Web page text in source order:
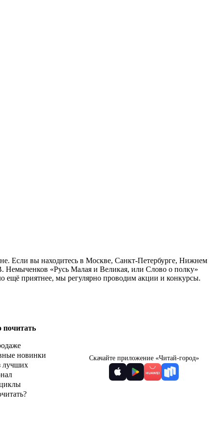
Если вы находитесь в Москве, Санкт-Петербурге, Нижнем
Немыченков «Русь Малая и Великая, или Слово о полку»
ещё приятнее, мы регулярно проводим акции и конкурсы.
почитать
новинки
лучших
Скачайте приложение «Читай-город»